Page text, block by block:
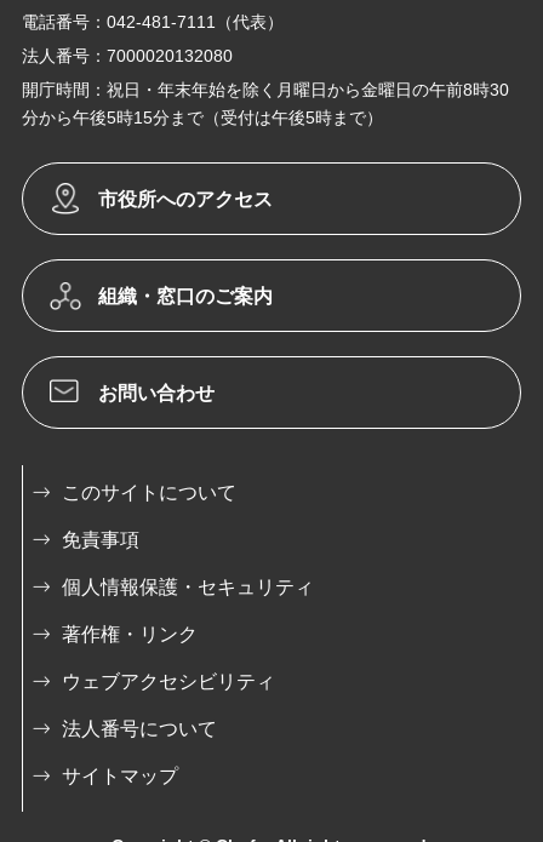
電話番号：042-481-7111（代表）
法人番号：7000020132080
開庁時間：祝日・年末年始を除く月曜日から金曜日の午前8時30
分から午後5時15分まで（受付は午後5時まで）
市役所へのアクセス
組織・窓口のご案内
お問い合わせ
このサイトについて
免責事項
個人情報保護・セキュリティ
著作権・リンク
ウェブアクセシビリティ
法人番号について
サイトマップ